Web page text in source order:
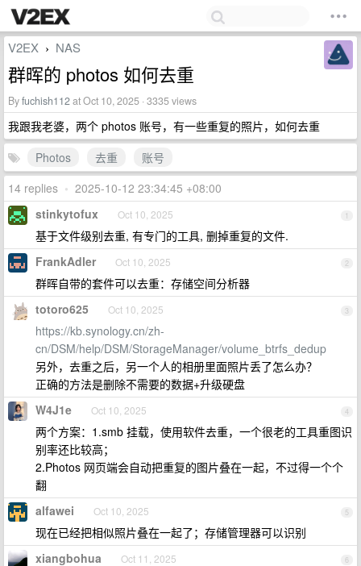
V2EX › NAS
群晖的 photos 如何去重
Byfuchish112at Oct 10, 2025 · 3335 views
我跟我老婆，两个 photos 账号，有一些重复的照片，如何去重
Photos
去重
账号
14 replies • 2025-10-12 23:34:45 +08:00
1
stinkytofux Oct 10, 2025
基于文件级别去重, 有专门的工具, 删掉重复的文件.
2
FrankAdler Oct 10, 2025
群晖自带的套件可以去重：存储空间分析器
3
totoro625 Oct 10, 2025
https://kb.synology.cn/zh-
cn/DSM/help/DSM/StorageManager/volume_btrfs_dedup
另外，去重之后，另一个人的相册里面照片丢了怎么办？
正确的方法是删除不需要的数据+升级硬盘
4
W4J1e Oct 10, 2025
两个方案：1.smb 挂载，使用软件去重，一个很老的工具重图识
别率还比较高；
2.Photos 网页端会自动把重复的图片叠在一起，不过得一个个
翻
5
alfawei Oct 10, 2025
现在已经把相似照片叠在一起了；存储管理器可以识别
6
xiangbohua Oct 11, 2025